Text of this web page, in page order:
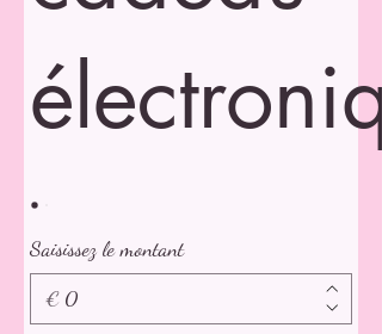
Saisissez le montant
€